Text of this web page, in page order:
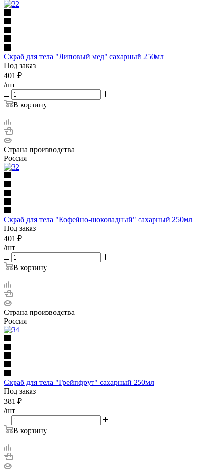
Скраб для тела "Липовый мед" сахарный 250мл
Под заказ
401 ₽
/шт
В корзину
Страна производства
Россия
Скраб для тела "Кофейно-шоколадный" сахарный 250мл
Под заказ
401 ₽
/шт
В корзину
Страна производства
Россия
Скраб для тела "Грейпфрут" сахарный 250мл
Под заказ
381 ₽
/шт
В корзину